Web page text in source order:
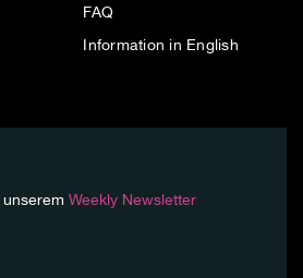
FAQ
Information in English
Weekly Newsletter